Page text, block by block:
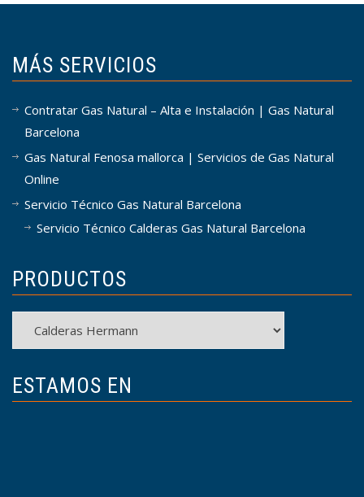
MÁS SERVICIOS
Contratar Gas Natural – Alta e Instalación | Gas Natural
Barcelona
Gas Natural Fenosa mallorca | Servicios de Gas Natural
Online
Servicio Técnico Gas Natural Barcelona
Servicio Técnico Calderas Gas Natural Barcelona
PRODUCTOS
ESTAMOS EN